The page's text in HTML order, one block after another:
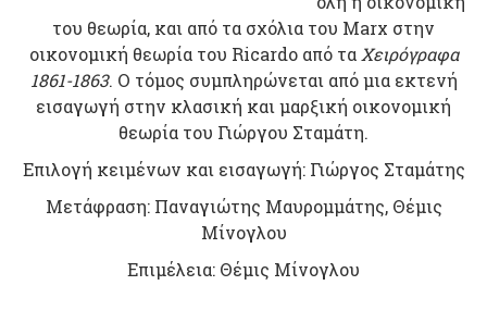
του θεωρία, και από τα σχόλια του Marx στην
οικονομική θεωρία του Ricardo από ταΧειρόγραφα
1861-1863. Ο τόμος συμπληρώνεται από μια εκτενή
εισαγωγή στην κλασική και μαρξική οικονομική
θεωρία του Γιώργου Σταμάτη.
Επιλογή κειμένων και εισαγωγή: Γιώργος Σταμάτης
Μετάφραση: Παναγιώτης Μαυρομμάτης, Θέμις
Μίνογλου
Επιμέλεια: Θέμις Μίνογλου